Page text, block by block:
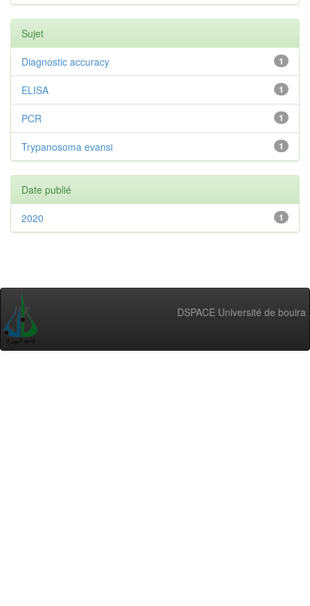
Sujet
1
Diagnostic accuracy
1
ELISA
1
PCR
1
Trypanosoma evansi
Date publié
1
2020
DSPACE Université de bouira